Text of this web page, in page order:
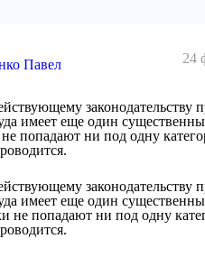
Павел 24
законодательству
имеет еще один
попадают ни под одну
законодательству
имеет еще один
не попадают ни под одну